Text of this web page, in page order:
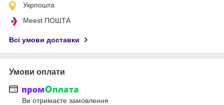
Укрпошта
Meest ПОШТА
Всі умови доставки
Умови оплати
Ви отримаєте замовлення